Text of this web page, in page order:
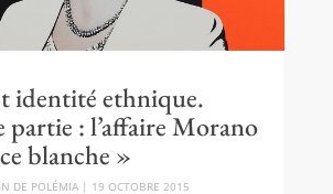
identité ethnique.
partie : l’affaire Morano
blanche »
DE POLÉMIA| 19 OCTOBRE 2015